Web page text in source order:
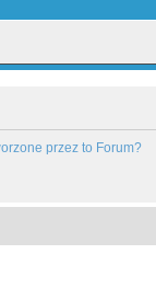
przez to Forum?